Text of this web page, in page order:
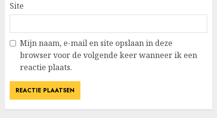
Site
Mijn naam, e-mail en site opslaan in deze
browser voor de volgende keer wanneer ik een
reactie plaats.